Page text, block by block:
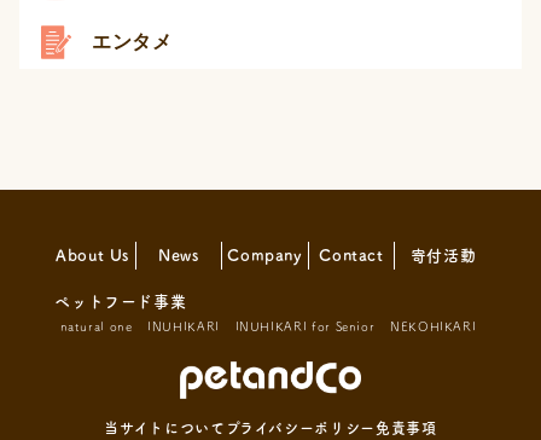
エンタメ
About Us News Company Contact 寄付活動
ペットフード事業
natural one INUHIKARI INUHIKARI for Senior NEKOHIKARI
当サイトについて プライバシーポリシー 免責事項